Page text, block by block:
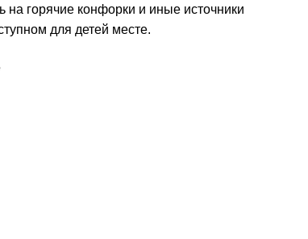
на горячие конфорки и иные источники
для детей месте.